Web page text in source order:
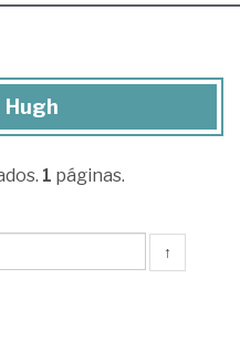
Hugh
1 páginas.
↑